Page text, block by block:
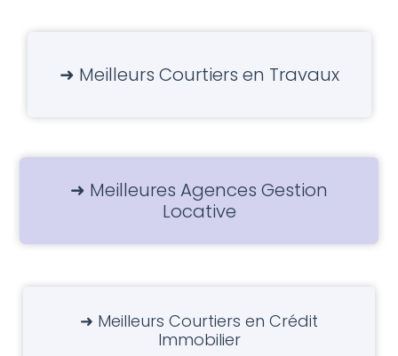
➜ Meilleurs Courtiers en Travaux
➜ Meilleures Agences Gestion
Locative
➜ Meilleurs Courtiers en Crédit
Immobilier